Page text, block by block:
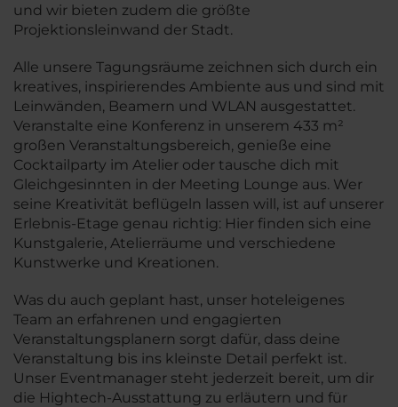
und wir bieten zudem die größte
Projektionsleinwand der Stadt.
Alle unsere Tagungsräume zeichnen sich durch ein
kreatives, inspirierendes Ambiente aus und sind mit
Leinwänden, Beamern und WLAN ausgestattet.
Veranstalte eine Konferenz in unserem 433 m²
großen Veranstaltungsbereich, genieße eine
Cocktailparty im Atelier oder tausche dich mit
Gleichgesinnten in der Meeting Lounge aus. Wer
seine Kreativität beflügeln lassen will, ist auf unserer
Erlebnis-Etage genau richtig: Hier finden sich eine
Kunstgalerie, Atelierräume und verschiedene
Kunstwerke und Kreationen.
Was du auch geplant hast, unser hoteleigenes
Team an erfahrenen und engagierten
Veranstaltungsplanern sorgt dafür, dass deine
Veranstaltung bis ins kleinste Detail perfekt ist.
Unser Eventmanager steht jederzeit bereit, um dir
die Hightech-Ausstattung zu erläutern und für